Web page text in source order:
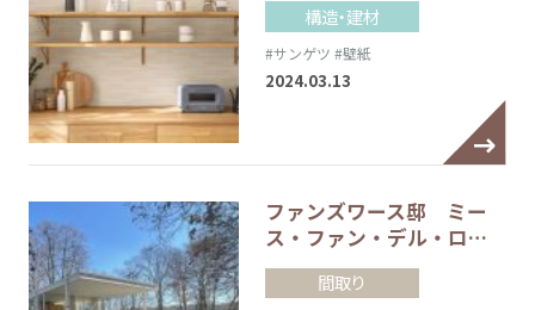
構造・建材
#サンゲツ #壁紙
2024.03.13
ファンズワース邸 ミー
ス・ファン・デル・ロ…
間取り